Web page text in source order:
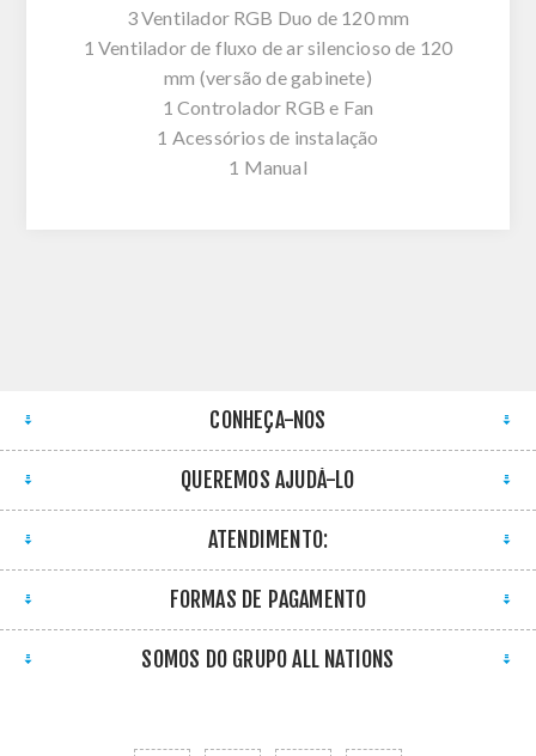
3 Ventilador RGB Duo de 120 mm
1 Ventilador de fluxo de ar silencioso de 120
mm (versão de gabinete)
1 Controlador RGB e Fan
1 Acessórios de instalação
1 Manual
CONHEÇA-NOS
QUEREMOS AJUDÁ-LO
ATENDIMENTO:
FORMAS DE PAGAMENTO
SOMOS DO GRUPO ALL NATIONS